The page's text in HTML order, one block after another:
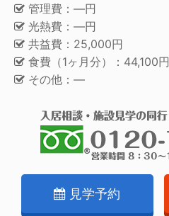
管理費：―円
光熱費：―円
共益費：25,000円
食費（1ヶ月分）：44,100円
その他：―
見学予約